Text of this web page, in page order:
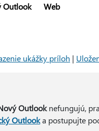
Outlook Web
ukážky príloh |
Outlooknefungujú,
Outlooka postupujte